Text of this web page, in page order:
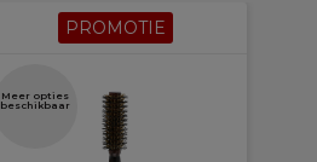
PROMOTIE
Meer opties
beschikbaar